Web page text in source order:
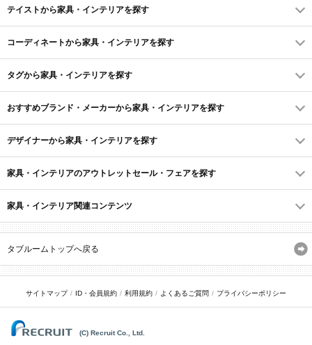
テイストから家具・インテリアを探す
コーディネートから家具・インテリアを探す
タグから家具・インテリアを探す
おすすめブランド・メーカーから家具・インテリアを探す
デザイナーから家具・インテリアを探す
家具・インテリアのアウトレットセール・フェアを探す
家具・インテリア関連コンテンツ
タブルームトップへ戻る
サイトマップ ID・会員規約 利用規約 よくあるご質問 プライバシーポリシー
(C) Recruit Co., Ltd.